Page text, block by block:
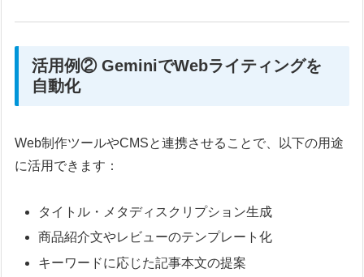
活用例② GeminiでWebライティングを
自動化
Web制作ツールやCMSと連携させることで、以下の用途
に活用できます：
タイトル・メタディスクリプション生成
商品紹介文やレビューのテンプレート化
キーワードに応じた記事本文の提案